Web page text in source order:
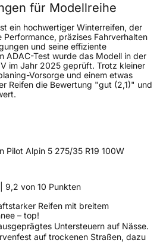
210 km/h
für Modellreihe
ein hochwertiger Winterreifen, der
präzises Fahrverhalten
und seine effiziente
ADAC-Test wurde das Modell in der
im Jahr 2025 geprüft. Trotz kleiner
Vorsorge und einem etwas
Reifen die Bewertung "gut (2,1)" und
Pilot Alpin 5 275/35 R19 100W
9,2 von 10 Punkten
Reifen mit breitem
– top!
Untersteuern auf Nässe.
auf trockenen Straßen, dazu